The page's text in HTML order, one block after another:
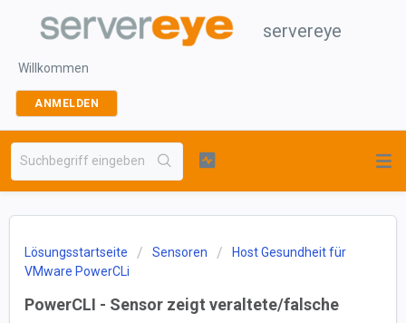
servereye
Willkommen
ANMELDEN
Lösungsstartseite Sensoren
Host Gesundheit für
VMware PowerCLi
PowerCLI - Sensor zeigt veraltete/falsche